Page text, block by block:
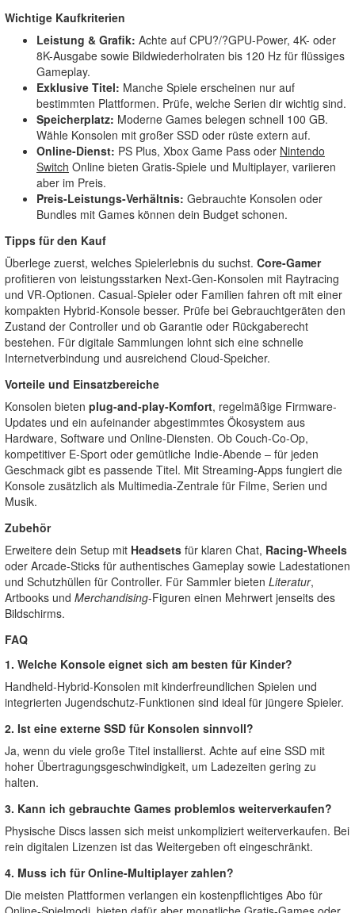
Wichtige Kaufkriterien
Leistung & Grafik: Achte auf CPU?/?GPU-Power, 4K- oder
8K-Ausgabe sowie Bildwiederholraten bis 120 Hz für flüssiges
Gameplay.
Exklusive Titel: Manche Spiele erscheinen nur auf
bestimmten Plattformen. Prüfe, welche Serien dir wichtig sind.
Speicherplatz: Moderne Games belegen schnell 100 GB.
Wähle Konsolen mit großer SSD oder rüste extern auf.
Online-Dienst: PS Plus, Xbox Game Pass oder Nintendo
Switch Online bieten Gratis-Spiele und Multiplayer, variieren
aber im Preis.
Preis-Leistungs-Verhältnis: Gebrauchte Konsolen oder
Bundles mit Games können dein Budget schonen.
Tipps für den Kauf
Überlege zuerst, welches Spielerlebnis du suchst. Core-Gamer
profitieren von leistungsstarken Next-Gen-Konsolen mit Raytracing
und VR-Optionen. Casual-Spieler oder Familien fahren oft mit einer
kompakten Hybrid-Konsole besser. Prüfe bei Gebrauchtgeräten den
Zustand der Controller und ob Garantie oder Rückgaberecht
bestehen. Für digitale Sammlungen lohnt sich eine schnelle
Internetverbindung und ausreichend Cloud-Speicher.
Vorteile und Einsatzbereiche
Konsolen bieten plug-and-play-Komfort, regelmäßige Firmware-
Updates und ein aufeinander abgestimmtes Ökosystem aus
Hardware, Software und Online-Diensten. Ob Couch-Co-Op,
kompetitiver E-Sport oder gemütliche Indie-Abende – für jeden
Geschmack gibt es passende Titel. Mit Streaming-Apps fungiert die
Konsole zusätzlich als Multimedia-Zentrale für Filme, Serien und
Musik.
Zubehör
Erweitere dein Setup mit Headsets für klaren Chat, Racing-Wheels
oder Arcade-Sticks für authentisches Gameplay sowie Ladestationen
und Schutzhüllen für Controller. Für Sammler bieten Literatur,
Artbooks und Merchandising-Figuren einen Mehrwert jenseits des
Bildschirms.
FAQ
1. Welche Konsole eignet sich am besten für Kinder?
Handheld-Hybrid-Konsolen mit kinderfreundlichen Spielen und
integrierten Jugendschutz-Funktionen sind ideal für jüngere Spieler.
2. Ist eine externe SSD für Konsolen sinnvoll?
Ja, wenn du viele große Titel installierst. Achte auf eine SSD mit
hoher Übertragungsgeschwindigkeit, um Ladezeiten gering zu
halten.
3. Kann ich gebrauchte Games problemlos weiterverkaufen?
Physische Discs lassen sich meist unkompliziert weiterverkaufen. Bei
rein digitalen Lizenzen ist das Weitergeben oft eingeschränkt.
4. Muss ich für Online-Multiplayer zahlen?
Die meisten Plattformen verlangen ein kostenpflichtiges Abo für